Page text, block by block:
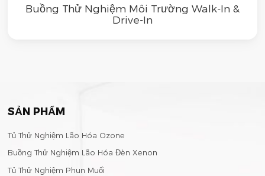
Buồng Thử Nghiệm Môi Trường Walk-In &
Drive-In
SẢN PHẨM
Tủ Thử Nghiệm Lão Hóa Ozone
Buồng Thử Nghiệm Lão Hóa Đèn Xenon
Tủ Thử Nghiệm Phun Muối